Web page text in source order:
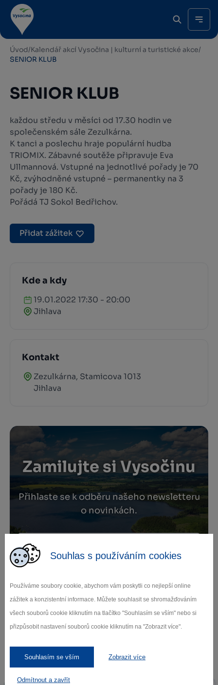
Souhlas s používáním cookies
Používáme soubory cookie, abychom vám poskytli co nejlepší online
zážitek a konzistentní informace. Můžete souhlasit se shromažďováním
všech souborů cookie kliknutím na tlačítko "Souhlasím se vším" nebo si
přizpůsobit nastavení souborů cookie kliknutím na "Zobrazit více".
Souhlasím se vším Zobrazit více
Odmítnout a zavřít
Úvod/Kalendář akcí Vysočina | kulturní a turistické akce/
SENIOR KLUB
SENIOR KLUB
každou středu v měsíci od 17.30 hodin ve
společenském sále Zezulkárna.
K tanci a poslechu hraje populární hudba
TRIOMIX. Zábavné soutěže připravuje Eva
Ullmannová. Vstupné na jednotlivé pořady je 70
Kč, zvýhodněné vstupné – permanentky na 3
pořady je 180 Kč.
Pořádá TJ Sokol Bedřichov.
Přidat zážitek
Kde a kdy
19.01.2022 17:30 - 20:00
Jihlava
Kontakt
Zezulkárna, Stamicova 1013
Jihlava
Zamilujte si Vysočinu
Přihlaste se k odběru našeho newsletteru
o novinkách.
Záleží nám na ochraně osobních údajů.
Naši partneři